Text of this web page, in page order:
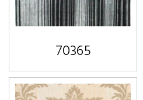
70365